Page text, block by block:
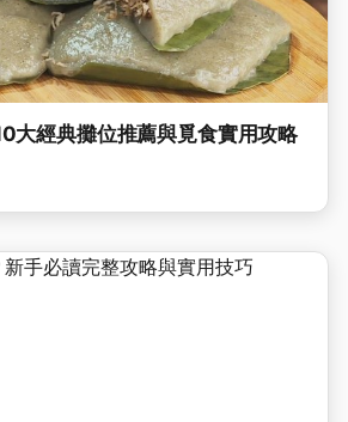
大經典攤位推薦與覓食實用攻略